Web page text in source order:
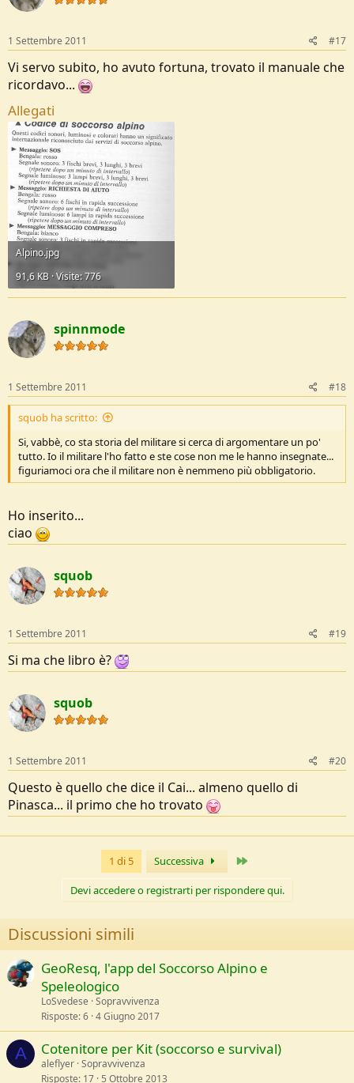
1 Settembre 2011 #17
Vi servo subito, ho avuto fortuna, trovato il manuale che
ricordavo...
Allegati
Alpino.jpg
91,6 KB · Visite: 776
spinnmode
1 Settembre 2011 #18
squob ha scritto:
Si, vabbè, co sta storia del militare si cerca di argomentare un po'
tutto. Io il militare l'ho fatto e ste cose non me le hanno insegnate...
figuriamoci ora che il militare non è nemmeno più obbligatorio.
Ho inserito...
ciao
squob
1 Settembre 2011 #19
Si ma che libro è?
squob
1 Settembre 2011 #20
Questo è quello che dice il Cai... almeno quello di
Pinasca... il primo che ho trovato
1 di 5 Successiva
Devi accedere o registrarti per rispondere qui.
Discussioni simili
GeoResq, l'app del Soccorso Alpino e
Speleologico
LoSvedese Sopravvivenza
Risposte 6 4 Giugno 2017
A Cotenitore per Kit (soccorso e survival)
aleflyer Sopravvivenza
Risposte 17 5 Ottobre 2013